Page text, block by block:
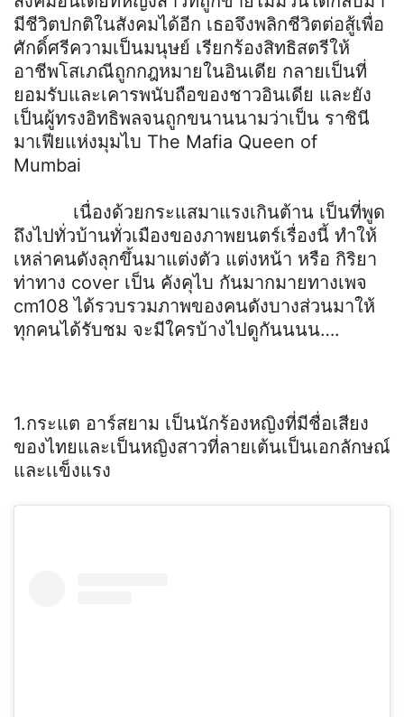
มีชีวิตปกติในสังคมได้อีก เธอจึงพลิกชีวิตต่อสู้เพื่อ
ศักดิ์ศรีความเป็นมนุษย์ เรียกร้องสิทธิสตรีให้
อาชีพโสเภณีถูกกฎหมายในอินเดีย กลายเป็นที่
ยอมรับและเคารพนับถือของชาวอินเดีย และยัง
เป็นผู้ทรงอิทธิพลจนถูกขนานนามว่าเป็น ราชินี
มาเฟียแห่งมุมไบ The Mafia Queen of
Mumbai
เนื่องด้วยกระแสมาแรงเกินต้าน เป็นที่พูด
ถึงไปทั่วบ้านทั่วเมืองของภาพยนตร์เรื่องนี้ ทำให้
เหล่าคนดังลุกขึ้นมาแต่งตัว แต่งหน้า หรือ กิริยา
ท่าทาง cover เป็น คังคุไบ กันมากมายทางเพจ
cm108 ได้รวบรวมภาพของคนดังบางส่วนมาให้
ทุกคนได้รับชม จะมีใครบ้างไปดูกันนนน….
1.กระแต อาร์สยาม เป็นนักร้องหญิงที่มีชื่อเสียง
ของไทยและเป็นหญิงสาวที่ลายเต้นเป็นเอกลักษณ์
และเเข็งแรง